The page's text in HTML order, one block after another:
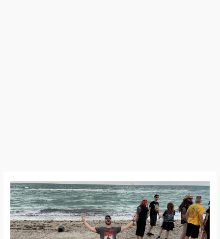
23:01:30
–
70
000
Tons